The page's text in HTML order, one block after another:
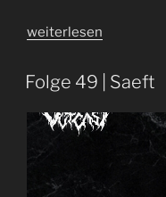
„Folge
|
Rudel
Senfkörner
mit
Lederjacken“
weiterlesen
Folge 49 | Saeft